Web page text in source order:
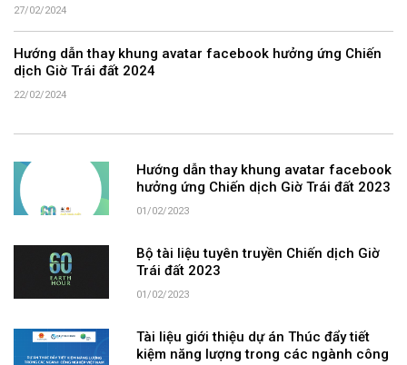
27/02/2024
Hướng dẫn thay khung avatar facebook hưởng ứng Chiến
dịch Giờ Trái đất 2024
22/02/2024
Hướng dẫn thay khung avatar facebook
hưởng ứng Chiến dịch Giờ Trái đất 2023
01/02/2023
Bộ tài liệu tuyên truyền Chiến dịch Giờ
Trái đất 2023
01/02/2023
Tài liệu giới thiệu dự án Thúc đẩy tiết
kiệm năng lượng trong các ngành công